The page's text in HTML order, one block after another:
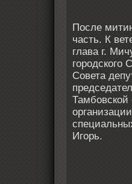
После
часть. К
глава г.
городского
Совета
Игорь.